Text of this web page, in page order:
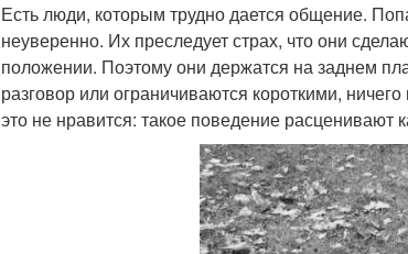
Есть люди, которым трудно дается общение.
неуверенно. Их преследует страх, что они
положении. Поэтому они держатся на заднем
разговор или ограничиваются короткими,
это не нравится: такое поведение расценивают